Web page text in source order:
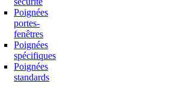
Poignées
portes-
fenêtres
Poignées
spécifiques
Poignées
standards